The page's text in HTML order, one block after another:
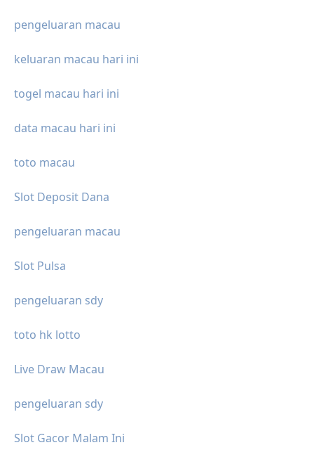
pengeluaran macau
keluaran macau hari ini
togel macau hari ini
data macau hari ini
toto macau
Slot Deposit Dana
pengeluaran macau
Slot Pulsa
pengeluaran sdy
toto hk lotto
Live Draw Macau
pengeluaran sdy
Slot Gacor Malam Ini